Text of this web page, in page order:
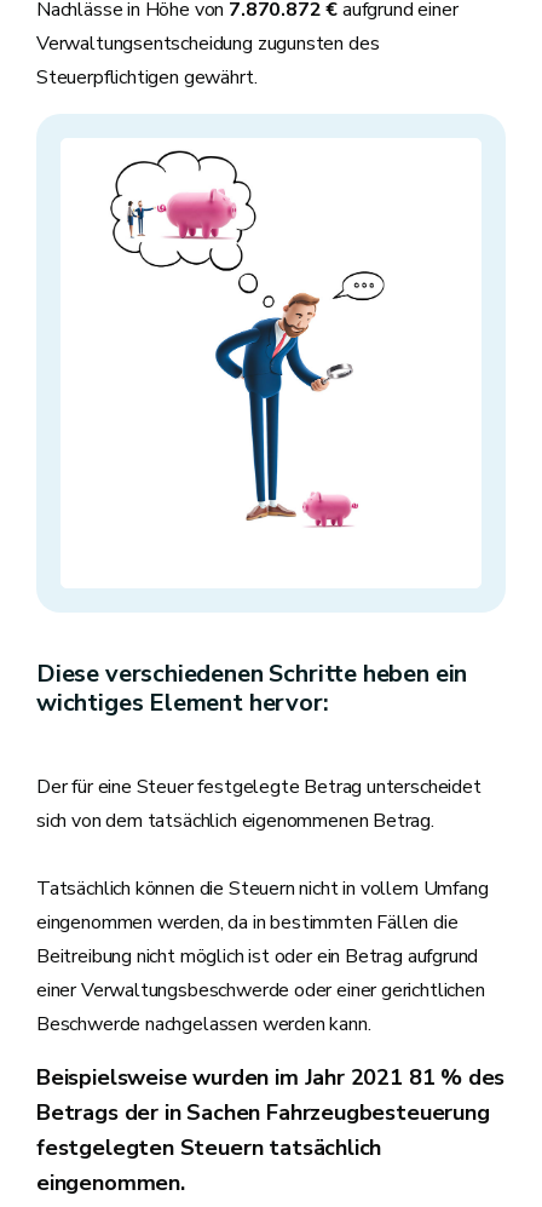
Nachlässe in Höhe von 7.870.872 €aufgrund einer
Verwaltungsentscheidung zugunsten des
Steuerpflichtigen gewährt.
Diese verschiedenen Schritte heben ein
wichtiges Element hervor:
Der für eine Steuer festgelegte Betrag unterscheidet
sich von dem tatsächlich eigenommenen Betrag.
Tatsächlich können die Steuern nicht in vollem Umfang
eingenommen werden, da in bestimmten Fällen die
Beitreibung nicht möglich ist oder ein Betrag aufgrund
einer Verwaltungsbeschwerde oder einer gerichtlichen
Beschwerde nachgelassen werden kann.
Beispielsweise wurden im Jahr 2021 81 % des
Betrags der in Sachen Fahrzeugbesteuerung
festgelegten Steuern tatsächlich
eingenommen.